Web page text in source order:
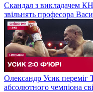
Скандал з викладачем
звільнять професора
Олександр Усик переміг
абсолютного чемпіона